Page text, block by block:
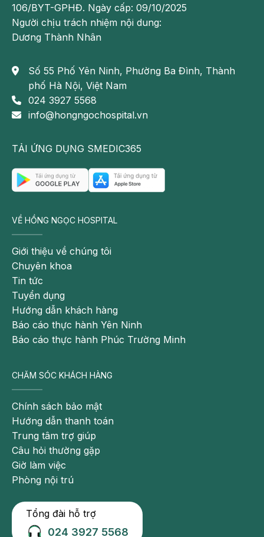
106/BYT-GPHĐ. Ngày cấp: 09/10/2025
Người chịu trách nhiệm nội dung:
Dương Thành Nhân
Số 55 Phố Yên Ninh, Phường Ba Đình, Thành
phố Hà Nội, Việt Nam
024 3927 5568
info@hongngochospital.vn
TẢI ỨNG DỤNG SMEDIC365
VỀ HỒNG NGỌC HOSPITAL
Giới thiệu về chúng tôi
Chuyên khoa
Tin tức
Tuyển dụng
Hướng dẫn khách hàng
Báo cáo thực hành Yên Ninh
Báo cáo thực hành Phúc Trường Minh
CHĂM SÓC KHÁCH HÀNG
Chính sách bảo mật
Hướng dẫn thanh toán
Trung tâm trợ giúp
Câu hỏi thường gặp
Giờ làm việc
Phòng nội trú
Tổng đài hỗ trợ
024 3927 5568